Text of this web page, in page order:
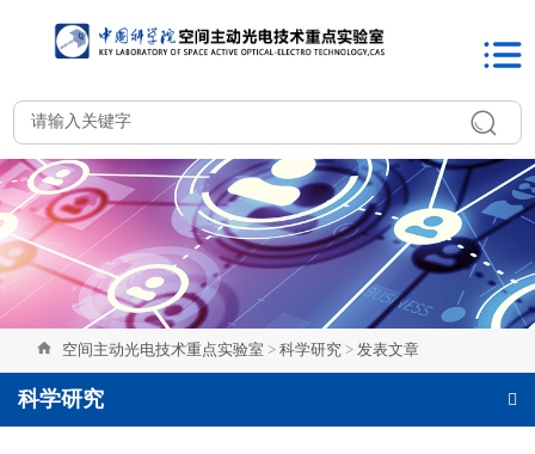
空间主动光电技术重点实验室 > 科学研究 > 发表文章
科学研究